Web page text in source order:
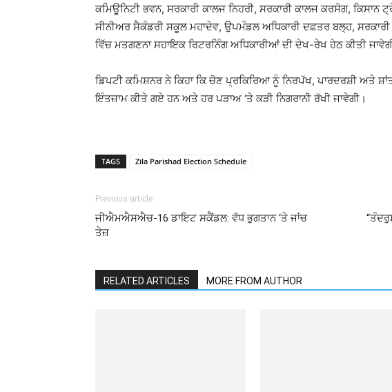
ਕਮਿਊਨਿਟੀ ਭਵਨ, ਸਰਕਾਰੀ ਕਾਲਜ ਨਿਹਰੀ, ਸਰਕਾਰੀ ਕਾਲਜ ਕਰਸੋਗ, ਕਿਸਾਨ
ਸੀਨੀਅਰ ਸੈਕੰਡਰੀ ਸਕੂਲ ਮਹਾਦੇਵ, ਉਪਮੰਡਲ ਅਧਿਕਾਰੀ ਦਫ਼ਤਰ ਬਲ੍ਹ,
ਵਿੱਚ ਮਤਗਣਨਾ ਸਹਾਇਕ ਰਿਟਰਨਿੰਗ ਅਧਿਕਾਰੀਆਂ ਦੀ ਦੇਖ-ਰੇਖ ਹੇਠ ਕੀਤੀ
ਡਿਪਟੀ ਕਮਿਸ਼ਨਰ ਨੇ ਕਿਹਾ ਕਿ ਚੋਣ ਪ੍ਰਕਿਰਿਆ ਨੂੰ ਨਿਰਪੱਖ, ਪਾਰਦਰਸ਼ੀ ਅਤੇ
ਇੰਤਜ਼ਾਮ ਕੀਤੇ ਗਏ ਹਨ ਅਤੇ ਹਰ ਪੜਾਅ ‘ਤੇ ਕੜੀ ਨਿਗਰਾਨੀ ਰੱਖੀ ਜਾਵੇਗੀ।
TAGS Zila Parishad Election Schedule
Previous article
ਜੀਐਮਐਸਐਚ-16 ਡਾਇਟ ਸਕੈਂਡਲ: ਵੱਧ ਭੁਗਤਾਨ ‘ਤੇ ਜਾਂਚ
ਤੇਜ਼
RELATED ARTICLES MORE FROM AUTHOR